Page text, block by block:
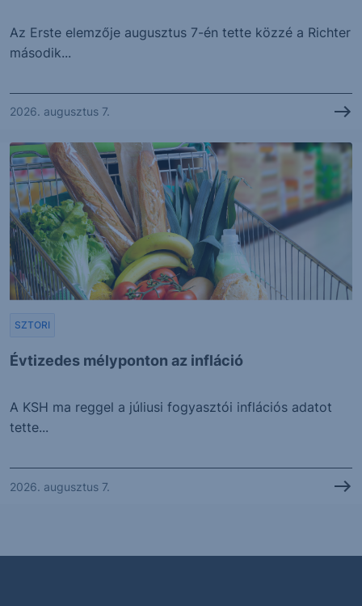
Az Erste elemzője augusztus 7-én tette közzé a Richter
második...
2026. augusztus 7.
Évtizedes mélyponton az infláció
SZTORI
A KSH ma reggel a júliusi fogyasztói inflációs adatot
tette...
2026. augusztus 7.